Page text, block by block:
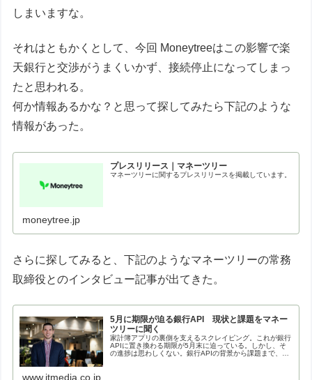
しまいますな。
それはともかくとして、今回 Moneytreeはこの影響で楽
天銀行と交渉がうまくいかず、接続停止になってしまっ
たと思われる。
何か情報あるかな？と思って探してみたら下記のような
情報があった。
プレスリリース｜マネーツリー
マネーツリーに関するプレスリリースを掲載しています。
moneytree.jp
さらに探してみると、下記のようなマネーツリーの常務
取締役とのインタビュー記事が出てきた。
5月に期限が迫る銀行API 現状と課題をマネー
ツリーに聞く
家計簿アプリの裏側を支えるスクレイピング。これが銀行
APIに置き換わる期限が5月末に迫っている。しかし、そ
の進捗は思わしくない。銀行APIの背景から課題まで、ア
www.itmedia.co.jp